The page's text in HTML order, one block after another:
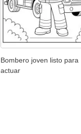
Bombero joven listo para
actuar